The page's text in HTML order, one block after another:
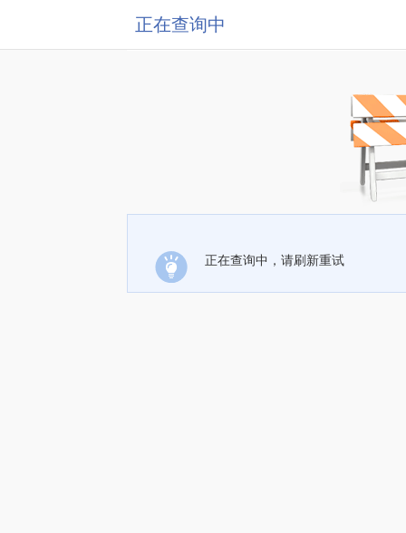
正在查询中
正在查询中，请刷新重试